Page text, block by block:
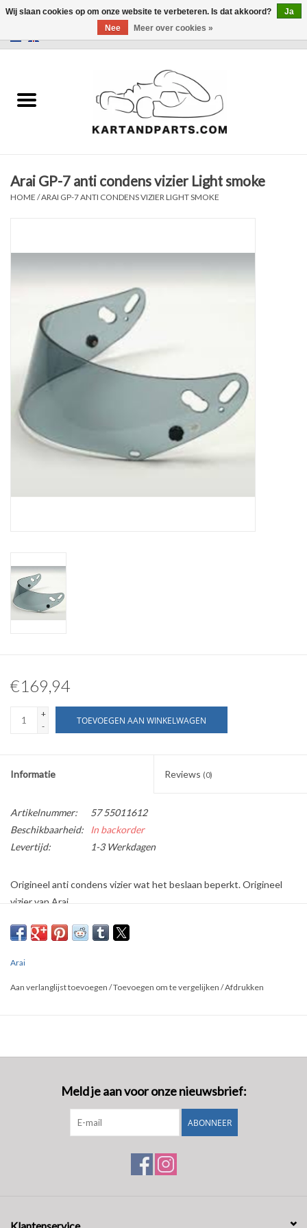
Sale
Kart Onderdelen
Kartbokjes en standaarden
Olie en smeermiddelen
Gereedschap
Motoren en onderdelen
Arai GP-7 anti condens vizier Light smoke
HOME /ARAI GP-7 ANTI CONDENS VIZIER LIGHT SMOKE
€169,94
+
-
TOEVOEGEN AAN WINKELWAGEN
Informatie Reviews (0)
Artikelnummer:
57 55011612
Beschikbaarheid:
In backorder
Levertijd:
1-3 Werkdagen
Origineel anti condens vizier wat het beslaan beperkt. Origineel
vizier van Arai
Arai
Aan verlanglijst toevoegen /Toevoegen om te vergelijken /Afdrukken
Meld je aan voor onze nieuwsbrief:
ABONNEER
Wij slaan cookies op om onze website te verbeteren. Is dat akkoord?
Ja
Nee
Meer over cookies »